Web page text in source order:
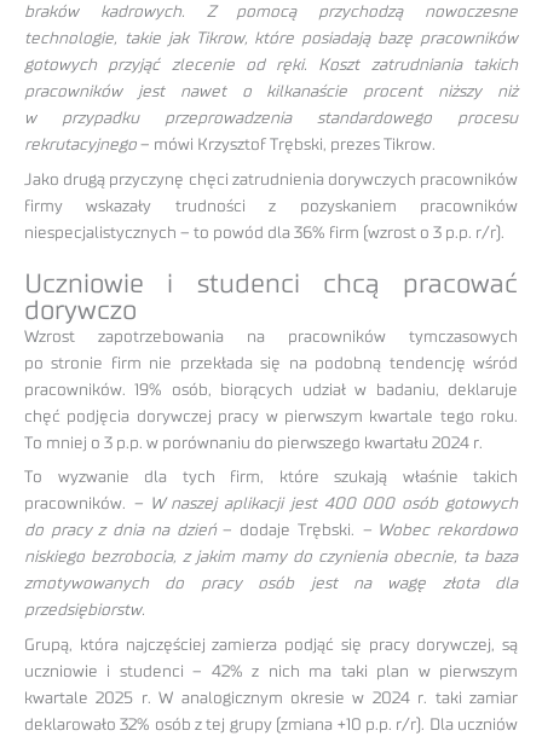
braków kadrowych. Z pomocą przychodzą nowoczesne
technologie, takie jak Tikrow, które posiadają bazę pracowników
gotowych przyjąć zlecenie od ręki. Koszt zatrudniania takich
pracowników jest nawet o kilkanaście procent niższy niż
w przypadku przeprowadzenia standardowego procesu
rekrutacyjnego – mówi Krzysztof Trębski, prezes Tikrow.
Jako drugą przyczynę chęci zatrudnienia dorywczych pracowników
firmy wskazały trudności z pozyskaniem pracowników
niespecjalistycznych – to powód dla 36% firm (wzrost o 3 p.p. r/r).
Uczniowie i studenci chcą pracować
dorywczo
Wzrost zapotrzebowania na pracowników tymczasowych
po stronie firm nie przekłada się na podobną tendencję wśród
pracowników. 19% osób, biorących udział w badaniu, deklaruje
chęć podjęcia dorywczej pracy w pierwszym kwartale tego roku.
To mniej o 3 p.p. w porównaniu do pierwszego kwartału 2024 r.
To wyzwanie dla tych firm, które szukają właśnie takich
pracowników. – W naszej aplikacji jest 400 000 osób gotowych
do pracy z dnia na dzień– dodaje Trębski. – Wobec rekordowo
niskiego bezrobocia, z jakim mamy do czynienia obecnie, ta baza
zmotywowanych do pracy osób jest na wagę złota dla
przedsiębiorstw.
Grupą, która najczęściej zamierza podjąć się pracy dorywczej, są
uczniowie i studenci – 42% z nich ma taki plan w pierwszym
kwartale 2025 r. W analogicznym okresie w 2024 r. taki zamiar
deklarowało 32% osób z tej grupy (zmiana +10 p.p. r/r). Dla uczniów